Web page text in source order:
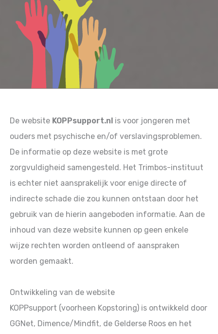
De website KOPPsupport.nl is voor jongeren met
ouders met psychische en/of verslavingsproblemen.
De informatie op deze website is met grote
zorgvuldigheid samengesteld. Het Trimbos-instituut
is echter niet aansprakelijk voor enige directe of
indirecte schade die zou kunnen ontstaan door het
gebruik van de hierin aangeboden informatie. Aan de
inhoud van deze website kunnen op geen enkele
wijze rechten worden ontleend of aanspraken
worden gemaakt.
Ontwikkeling van de website
KOPPsupport (voorheen Kopstoring) is ontwikkeld door
GGNet, Dimence/Mindfit, de Gelderse Roos en het